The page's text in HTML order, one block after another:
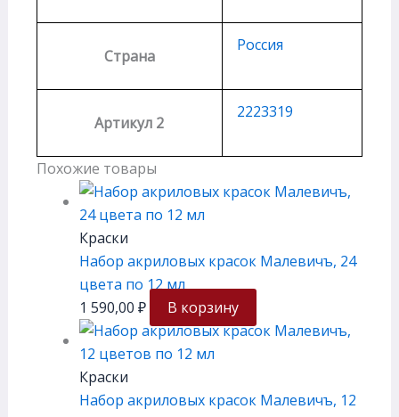
Страна
Россия
Артикул 2
2223319
Похожие товары
Краски
Набор акриловых красок Малевичъ, 24
цвета по 12 мл
1 590,00 ₽ В корзину
Краски
Набор акриловых красок Малевичъ, 12